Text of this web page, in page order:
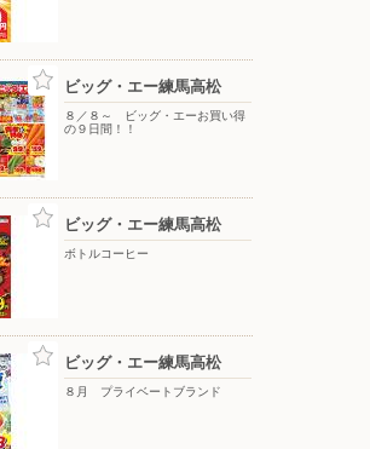
ビッグ・エー練馬高松
８／８～ ビッグ・エーお買い得
の９日間！！
ビッグ・エー練馬高松
ボトルコーヒー
ビッグ・エー練馬高松
８月 プライベートブランド